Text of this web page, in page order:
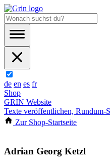
de en es fr
Shop
GRIN Website
Texte veröffentlichen, Rundum-
Zur Shop-Startseite
Adrian Georg Ketzl